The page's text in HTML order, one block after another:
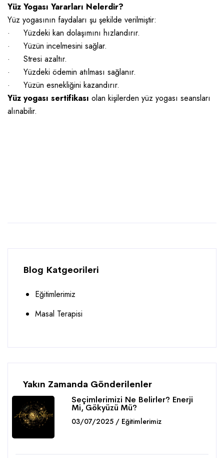
Yüz Yogası Yararları Nelerdir?
Yüz yogasının faydaları şu şekilde verilmiştir:
·
Yüzdeki kan dolaşımını hızlandırır.
·
Yüzün incelmesini sağlar.
·
Stresi azaltır.
·
Yüzdeki ödemin atılması sağlanır.
·
Yüzün esnekliğini kazandırır.
Yüz yogası sertifikası olan kişilerden yüz yogası seansları
alınabilir.
Blog Katgeorileri
Eğitimlerimiz
Masal Terapisi
Yakın Zamanda Gönderilenler
Seçimlerimizi Ne Belirler? Enerji
Mi, Gökyüzü Mü?
03/07/2025 / Eğitimlerimiz